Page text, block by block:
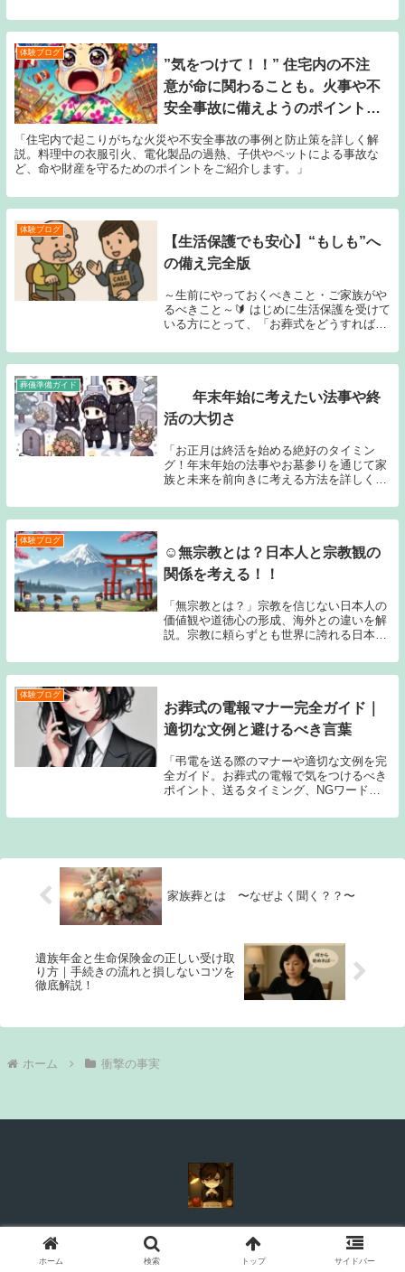
体験ブログ
”気をつけて！！” 住宅内の不注
意が命に関わることも。火事や不
安全事故に備えようのポイントと
「住宅内で起こりがちな火災や不安全事故の事例と防止策を詳しく解
説。料理中の衣服引火、電化製品の過熱、子供やペットによる事故な
ど、命や財産を守るためのポイントをご紹介します。」
体験ブログ
【生活保護でも安心】“もしも”へ
の備え完全版
～生前にやっておくべきこと・ご家族がや
るべきこと～🔰 はじめに生活保護を受けて
いる方にとって、「お葬式をどうすればよ
うときに困らないためにも、本人・家族そ
れぞれが準備できることを整理しておきま
葬儀準備ガイド
年末年始に考えたい法事や終
活の大切さ
「お正月は終活を始める絶好のタイミン
グ！年末年始の法事やお墓参りを通じて家
族と未来を前向きに考える方法を詳しく解
します。」
体験ブログ
☺️無宗教とは？日本人と宗教観の
関係を考える！！
「無宗教とは？」宗教を信じない日本人の
価値観や道徳心の形成、海外との違いを解
説。宗教に頼らずとも世界に誇れる日本文
体験ブログ
お葬式の電報マナー完全ガイド｜
適切な文例と避けるべき言葉
「弔電を送る際のマナーや適切な文例を完
全ガイド。お葬式の電報で気をつけるべき
ポイント、送るタイミング、NGワードな
家族葬とは 〜なぜよく聞く？？〜
遺族年金と生命保険金の正しい受け取
り方｜手続きの流れと損しないコツを
徹底解説！
ホーム 衝撃の事実
© 2024 初めての喪主への道しるべ：葬儀屋からのリアルストーリ
ホーム 検索 トップ サイドバー